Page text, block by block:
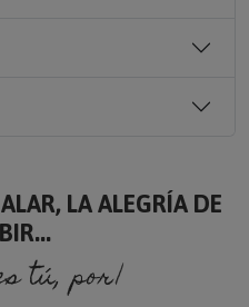
LA ALEGRÍA DE
porque so